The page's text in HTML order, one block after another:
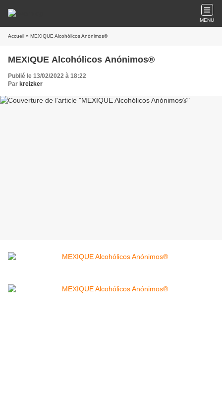
MENU
Accueil » MEXIQUE Alcohólicos Anónimos®
MEXIQUE Alcohólicos Anónimos®
Publié le 13/02/2022 à 18:22
Par kreizker